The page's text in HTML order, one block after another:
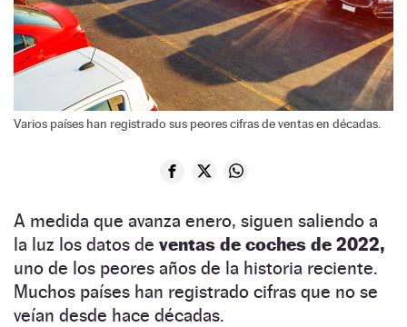
Varios países han registrado sus peores cifras de ventas en décadas.
A medida que avanza enero, siguen saliendo a
la luz los datos de ventas de coches de 2022,
uno de los peores años de la historia reciente.
Muchos países han registrado cifras que no se
veían desde hace décadas.